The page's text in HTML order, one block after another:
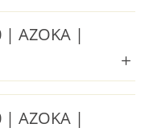
| AZOKA |
| AZOKA |